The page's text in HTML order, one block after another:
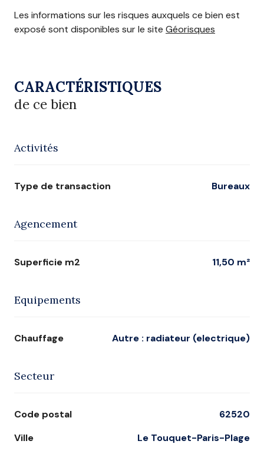
Les informations sur les risques auxquels ce bien est
exposé sont disponibles sur le site Géorisques
CARACTÉRISTIQUES
de ce bien
Activités
Type de transaction Bureaux
Agencement
Superficie m2 11,50 m²
Equipements
Chauffage autre : radiateur (electrique)
Secteur
Code postal
62520
Ville
Le Touquet-Paris-Plage